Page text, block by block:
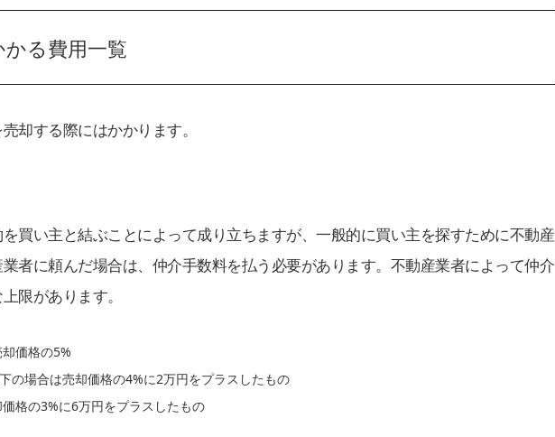
る費用一覧
却する際にはかかります。
買い主と結ぶことによって成り立ちますが、一般的に買い主を探すために不動産
者に頼んだ場合は、仲介手数料を払う必要があります。不動産業者によって仲介
限があります。
価格の5%
の場合は売却価格の4%に2万円をプラスしたもの
格の3%に6万円をプラスしたもの